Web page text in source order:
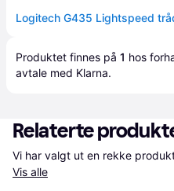
Produktet finnes på 1 hos
avtale med Klarna.
Relaterte
Vis alle